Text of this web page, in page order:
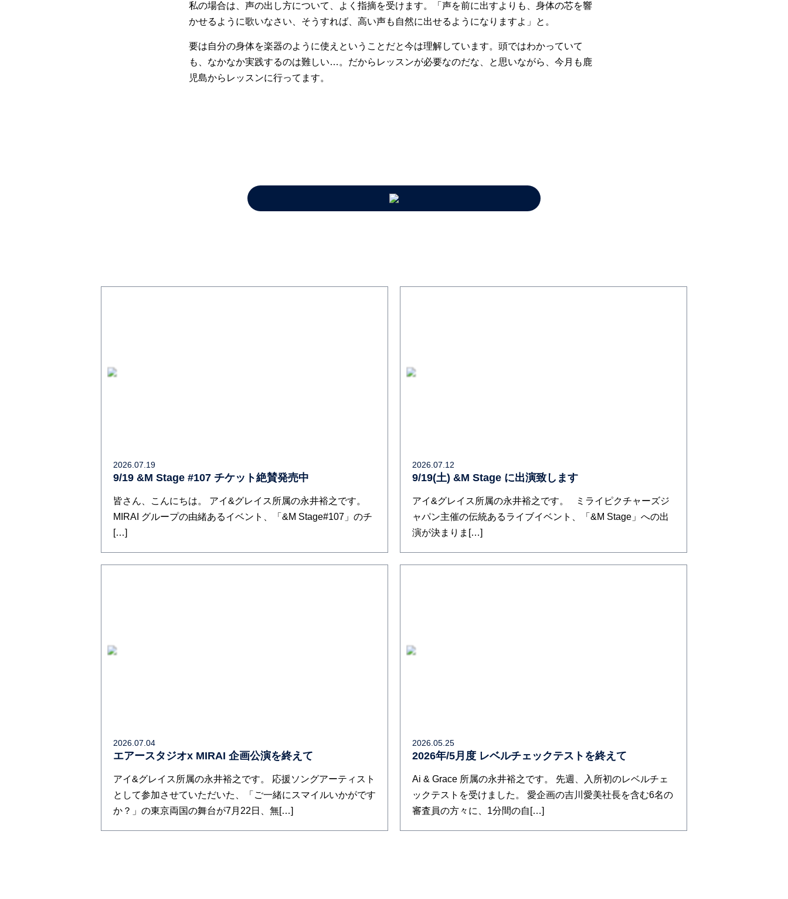
私の場合は、声の出し方について、よく指摘を受けます。「声を前に出すよりも、身体の芯を響
かせるように歌いなさい、そうすれば、高い声も自然に出せるようになりますよ」と。
要は自分の身体を楽器のように使えということだと今は理解しています。頭ではわかっていて
も、なかなか実践するのは難しい…。だからレッスンが必要なのだな、と思いながら、今月も鹿
児島からレッスンに行ってます。
2026.07.19
9/19 &M Stage #107 チケット絶賛発売中
皆さん、こんにちは。 アイ&グレイス所属の永井裕之です。
MIRAI グループの由緒あるイベント、「&M Stage#107」のチ
[…]
2026.07.12
9/19(土) &M Stage に出演致します
アイ&グレイス所属の永井裕之です。 ミライピクチャーズジ
ャパン主催の伝統あるライブイベント、「&M Stage」への出
演が決まりま[…]
2026.07.04
エアースタジオx MIRAI 企画公演を終えて
アイ&グレイス所属の永井裕之です。 応援ソングアーティスト
として参加させていただいた、「ご一緒にスマイルいかがです
か？」の東京両国の舞台が7月22日、無[…]
2026.05.25
2026年/5月度 レベルチェックテストを終えて
Ai & Grace 所属の永井裕之です。 先週、入所初のレベルチェ
ックテストを受けました。 愛企画の吉川愛美社長を含む6名の
審査員の方々に、1分間の自[…]